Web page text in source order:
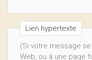
Lien hypertexte
(Si votre message
Web, ou à une page